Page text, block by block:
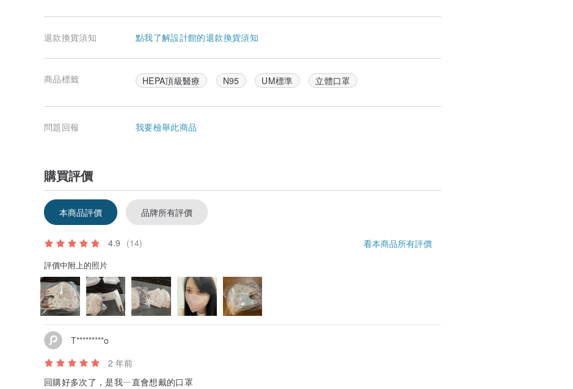
退款換貨須知 點我了解設計館的退款換貨須知
商品標籤 HEPA頂級醫療 N95 UM標準 立體口罩
問題回報 我要檢舉此商品
購買評價
本商品評價 品牌所有評價
4.9 (14) 看本商品所有評價
評價中附上的照片
T*********o
2 年前
回購好多次了，是我ㄧ直會想戴的口罩